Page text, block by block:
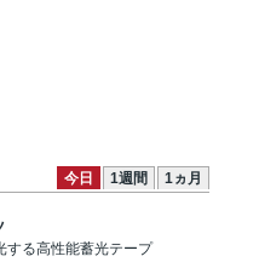
今日 1週間 1ヵ月
する高性能蓄光テープ